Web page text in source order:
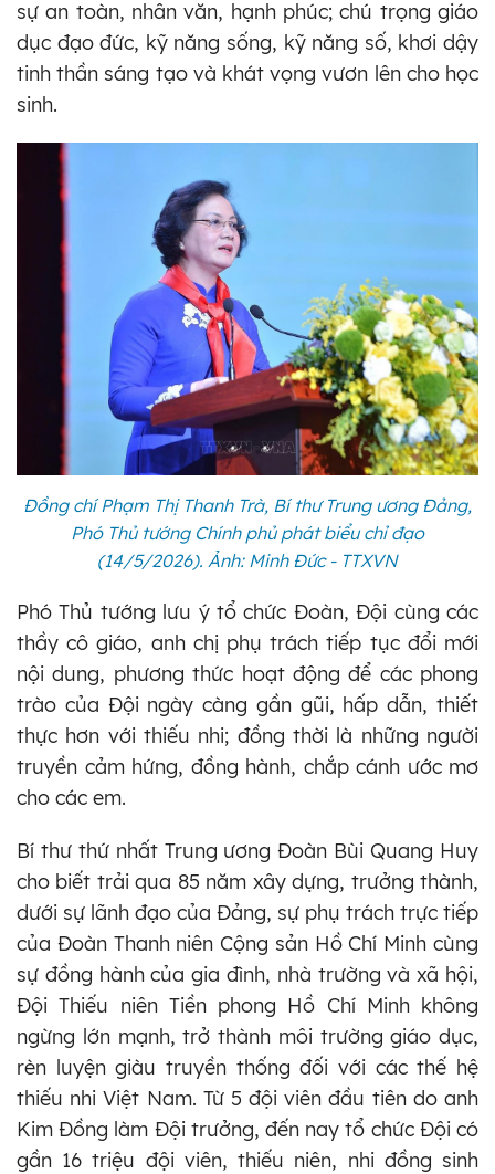
sự an toàn, nhân văn, hạnh phúc; chú trọng giáo
dục đạo đức, kỹ năng sống, kỹ năng số, khơi dậy
tinh thần sáng tạo và khát vọng vươn lên cho học
sinh.
Đồng chí Phạm Thị Thanh Trà, Bí thư Trung ương Đảng,
Phó Thủ tướng Chính phủ phát biểu chỉ đạo
(14/5/2026). Ảnh: Minh Đức - TTXVN
Phó Thủ tướng lưu ý tổ chức Đoàn, Đội cùng các
thầy cô giáo, anh chị phụ trách tiếp tục đổi mới
nội dung, phương thức hoạt động để các phong
trào của Đội ngày càng gần gũi, hấp dẫn, thiết
thực hơn với thiếu nhi; đồng thời là những người
truyền cảm hứng, đồng hành, chắp cánh ước mơ
cho các em.
Bí thư thứ nhất Trung ương Đoàn Bùi Quang Huy
cho biết trải qua 85 năm xây dựng, trưởng thành,
dưới sự lãnh đạo của Đảng, sự phụ trách trực tiếp
của Đoàn Thanh niên Cộng sản Hồ Chí Minh cùng
sự đồng hành của gia đình, nhà trường và xã hội,
Đội Thiếu niên Tiền phong Hồ Chí Minh không
ngừng lớn mạnh, trở thành môi trường giáo dục,
rèn luyện giàu truyền thống đối với các thế hệ
thiếu nhi Việt Nam. Từ 5 đội viên đầu tiên do anh
Kim Đồng làm Đội trưởng, đến nay tổ chức Đội có
gần 16 triệu đội viên, thiếu niên, nhi đồng sinh